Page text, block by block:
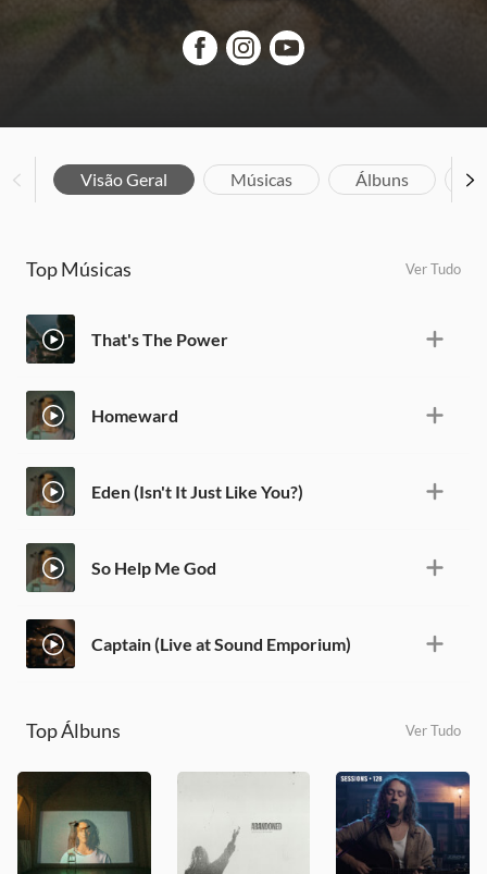
Visão Geral Músicas Álbuns
Top Músicas Ver Tudo
That's The Power
Homeward
Eden (Isn't It Just Like You?)
So Help Me God
Captain (Live at Sound Emporium)
Top Álbuns Ver Tudo